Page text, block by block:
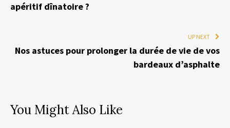
apéritif dînatoire ?
UP NEXT
Nos astuces pour prolonger la durée de vie de vos
bardeaux d’asphalte
You Might Also Like